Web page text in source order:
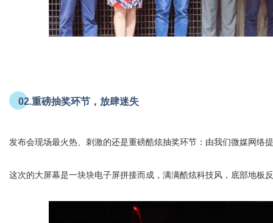
02.重磅抽奖环节，放肆迷失
发布会现场最火热、刺激的还是重磅酷炫抽奖环节：由我们微媒网络
这次的大屏幕是一块块电子屏拼接而成，满满酷炫科技风，底部地板